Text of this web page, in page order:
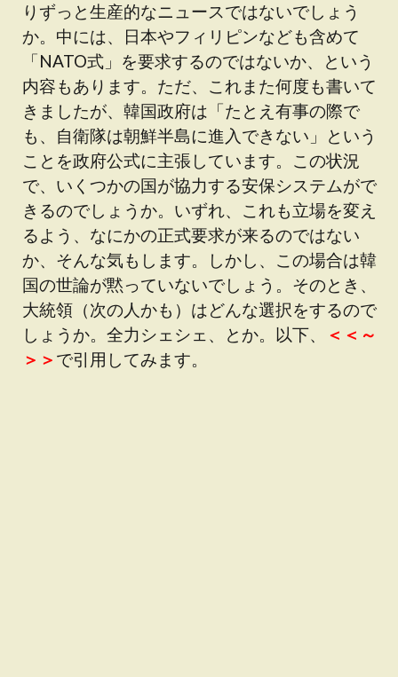
りずっと生産的なニュースではないでしょう
か。中には、日本やフィリピンなども含めて
「NATO式」を要求するのではないか、という
内容もあります。ただ、これまた何度も書いて
きましたが、韓国政府は「たとえ有事の際で
も、自衛隊は朝鮮半島に進入できない」という
ことを政府公式に主張しています。この状況
で、いくつかの国が協力する安保システムがで
きるのでしょうか。いずれ、これも立場を変え
るよう、なにかの正式要求が来るのではない
か、そんな気もします。しかし、この場合は韓
国の世論が黙っていないでしょう。そのとき、
大統領（次の人かも）はどんな選択をするので
しょうか。全力シェシェ、とか。以下、
＜＜～
＞＞ で引用してみます。